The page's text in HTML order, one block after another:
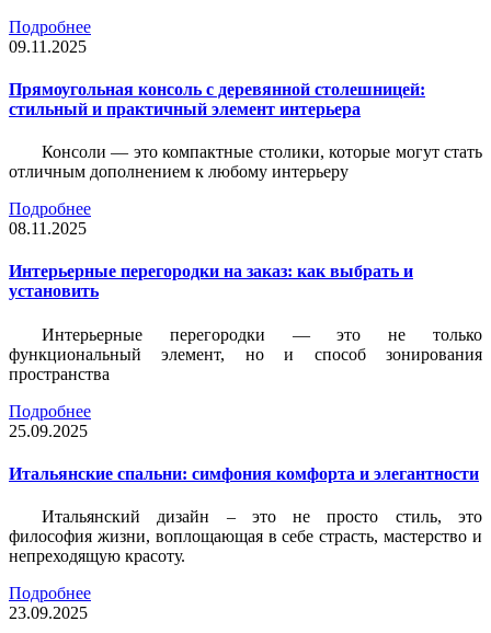
Подробнее
09.11.2025
Прямоугольная консоль с деревянной столешницей:
стильный и практичный элемент интерьера
Консоли — это компактные столики, которые могут стать
отличным дополнением к любому интерьеру
Подробнее
08.11.2025
Интерьерные перегородки на заказ: как выбрать и
установить
Интерьерные перегородки — это не только
функциональный элемент, но и способ зонирования
пространства
Подробнее
25.09.2025
Итальянские спальни: симфония комфорта и элегантности
Итальянский дизайн – это не просто стиль, это
философия жизни, воплощающая в себе страсть, мастерство и
непреходящую красоту.
Подробнее
23.09.2025